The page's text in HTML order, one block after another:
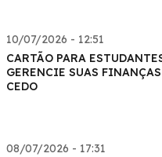
10/07/2026 - 12:51
CARTÃO PARA
GERENCIE SUAS FINANÇAS
CEDO
08/07/2026 - 17:31